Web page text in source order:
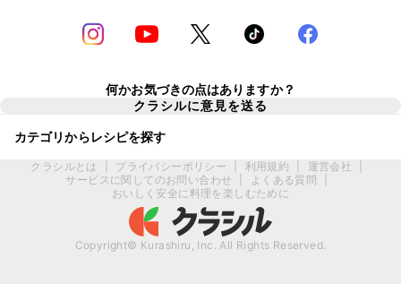
何かお気づきの点はありますか？
クラシルに意見を送る
カテゴリからレシピを探す
クラシルとは プライバシーポリシー 利用規約 運営会社
サービスに関してのお問い合わせ
よくある質問
おいしく安全に料理を楽しむために
Copyright© Kurashiru, Inc. All Rights Reserved.